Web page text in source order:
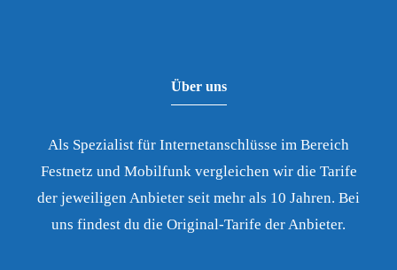
Über uns
Als Spezialist für Internetanschlüsse im Bereich
Festnetz und Mobilfunk vergleichen wir die Tarife
der jeweiligen Anbieter seit mehr als 10 Jahren. Bei
uns findest du die Original-Tarife der Anbieter.